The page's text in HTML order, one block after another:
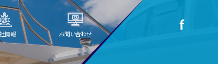
情報 お問い合わせ